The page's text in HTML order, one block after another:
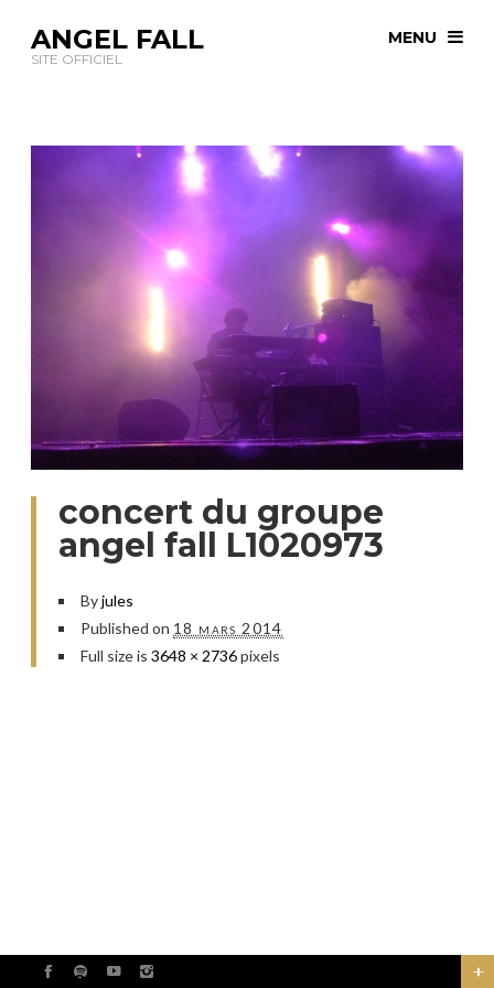
ANGEL FALL
SITE OFFICIEL
MENU
concert du groupe
angel fall L1020973
Byjules
Published on 18 mars 2014
Full size is 3648 × 2736pixels